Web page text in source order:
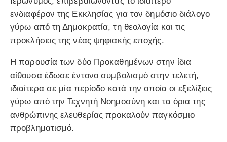
ενδιαφέρον της Εκκλησίας για τον δημόσιο διάλογο
γύρω από τη Δημοκρατία, τη θεολογία και τις
προκλήσεις της νέας ψηφιακής εποχής.
Η παρουσία των δύο Προκαθημένων στην ίδια
αίθουσα έδωσε έντονο συμβολισμό στην τελετή,
ιδιαίτερα σε μία περίοδο κατά την οποία οι εξελίξεις
γύρω από την Τεχνητή Νοημοσύνη και τα όρια της
ανθρώπινης ελευθερίας προκαλούν παγκόσμιο
προβληματισμό.